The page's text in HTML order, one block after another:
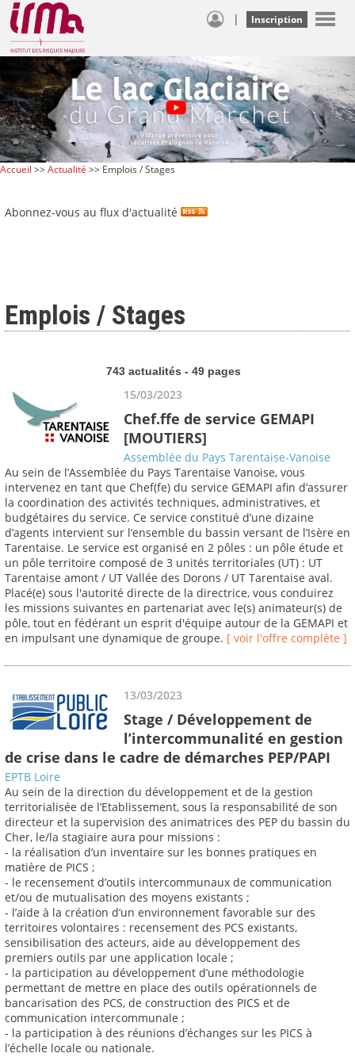
| Inscription
Accueil >>Actualité >> Emplois / Stages
Abonnez-vous au flux d'actualité
Emplois / Stages
743 actualités - 49 pages
15/03/2023
Chef.ffe de service GEMAPI
[MOUTIERS]
Assemblée du Pays Tarentaise-Vanoise
Au sein de l’Assemblée du Pays Tarentaise Vanoise, vous
intervenez en tant que Chef(fe) du service GEMAPI afin d’assurer
la coordination des activités techniques, administratives, et
budgétaires du service. Ce service constitué d’une dizaine
d’agents intervient sur l’ensemble du bassin versant de l’Isère en
Tarentaise. Le service est organisé en 2 pôles : un pôle étude et
un pôle territoire composé de 3 unités territoriales (UT) : UT
Tarentaise amont / UT Vallée des Dorons / UT Tarentaise aval.
Placé(e) sous l'autorité directe de la directrice, vous conduirez
les missions suivantes en partenariat avec le(s) animateur(s) de
pôle, tout en fédérant un esprit d'équipe autour de la GEMAPI et
en impulsant une dynamique de groupe. [ voir l'offre complète ]
13/03/2023
Stage / Développement de
l’intercommunalité en gestion
de crise dans le cadre de démarches PEP/PAPI
EPTB Loire
Au sein de la direction du développement et de la gestion
territorialisée de l’Etablissement, sous la responsabilité de son
directeur et la supervision des animatrices des PEP du bassin du
Cher, le/la stagiaire aura pour missions :
- la réalisation d’un inventaire sur les bonnes pratiques en
matière de PICS ;
- le recensement d’outils intercommunaux de communication
et/ou de mutualisation des moyens existants ;
- l’aide à la création d’un environnement favorable sur des
territoires volontaires : recensement des PCS existants,
sensibilisation des acteurs, aide au développement des
premiers outils par une application locale ;
- la participation au développement d’une méthodologie
permettant de mettre en place des outils opérationnels de
bancarisation des PCS, de construction des PICS et de
communication intercommunale ;
- la participation à des réunions d’échanges sur les PICS à
l’échelle locale ou nationale.